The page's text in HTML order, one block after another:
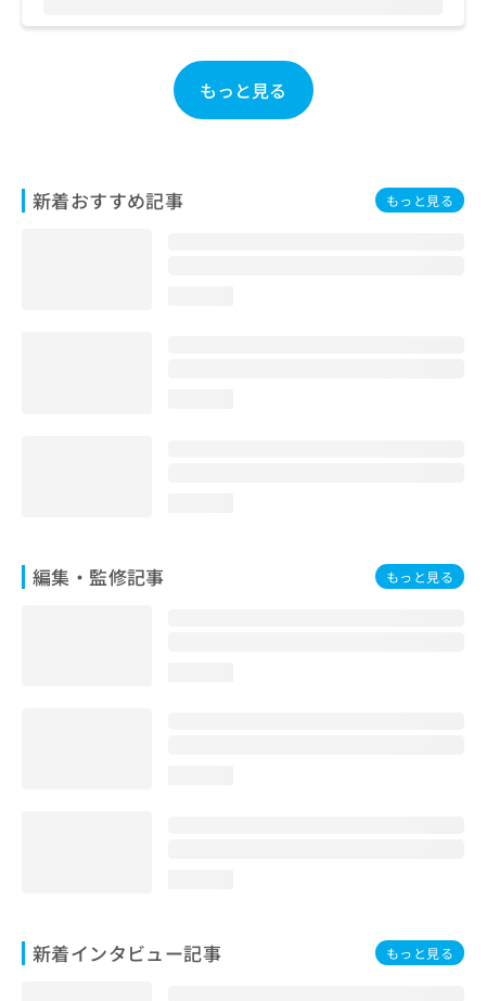
もっと見る
新着おすすめ記事 もっと見る
編集・監修記事 もっと見る
新着インタビュー記事 もっと見る
ち
ら